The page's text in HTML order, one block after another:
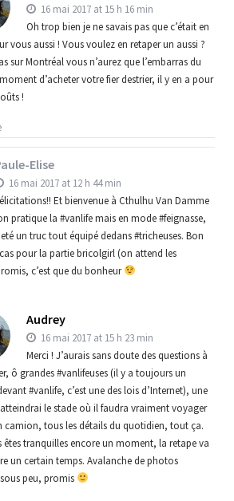
16 mai 2017 at 15 h 16 min
Oh trop bien je ne savais pas que c’était en
vous aussi ! Vous voulez en retaper un aussi ?
sur Montréal vous n’aurez que l’embarras du
d’acheter votre fier destrier, il y en a pour
!
Elise
16 mai 2017 at 12 h 44 min
Et bienvenue à Cthulhu Van Damme
pratique la #vanlife mais en mode #feignasse,
un truc tout équipé dedans #tricheuses. Bon
pour la partie bricolgirl (on attend les
c’est que du bonheur
Audrey
16 mai 2017 at 15 h 23 min
Merci ! J’aurais sans doute des questions à
ô grandes #vanlifeuses (il y a toujours un
#vanlife, c’est une des lois d’Internet), une
le stade où il faudra vraiment voyager
camion, tous les détails du quotidien, tout ça.
êtes tranquilles encore un moment, la retape va
un certain temps. Avalanche de photos
peu, promis